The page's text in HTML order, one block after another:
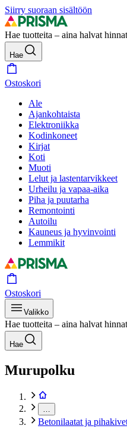
Siirry suoraan sisältöön
Hae tuotteita – aina halvat hinnat
Hae
Ostoskori
Ale
Ajankohtaista
Elektroniikka
Kodinkoneet
Kirjat
Koti
Muoti
Lelut ja lastentarvikkeet
Urheilu ja vapaa-aika
Piha ja puutarha
Remontointi
Autoilu
Kauneus ja hyvinvointi
Lemmikit
Ostoskori
Valikko
Hae tuotteita – aina halvat hinnat
Hae
Murupolku
Betonilaatat ja